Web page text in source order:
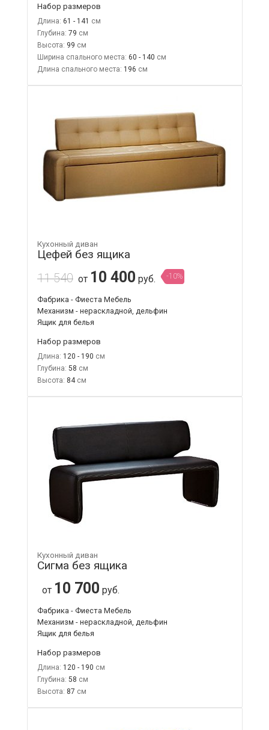
Набор размеров
Длина: 61 - 141
Глубина: 79
Высота: 99
Ширина спального места: 60 - 140
Длина спального места: 196
Кухонный диван
Цефей без ящика
11 540 от 10 400 руб. -10%
Фабрика - Фиеста Мебель
Механизм - нераскладной, дельфин
Ящик для белья
Набор размеров
Длина: 120 - 190
Глубина: 58
Высота: 84
Кухонный диван
Сигма без ящика
от 10 700 руб.
Фабрика - Фиеста Мебель
Механизм - нераскладной, дельфин
Ящик для белья
Набор размеров
Длина: 120 - 190
Глубина: 58
Высота: 87